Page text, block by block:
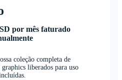
por mês faturado
coleção completa de
liberados para uso